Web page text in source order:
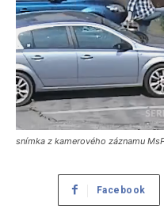
snímka z kamerového záznamu
Facebook